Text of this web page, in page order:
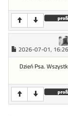
2026-07-01, 16:26
Dzień Psa.